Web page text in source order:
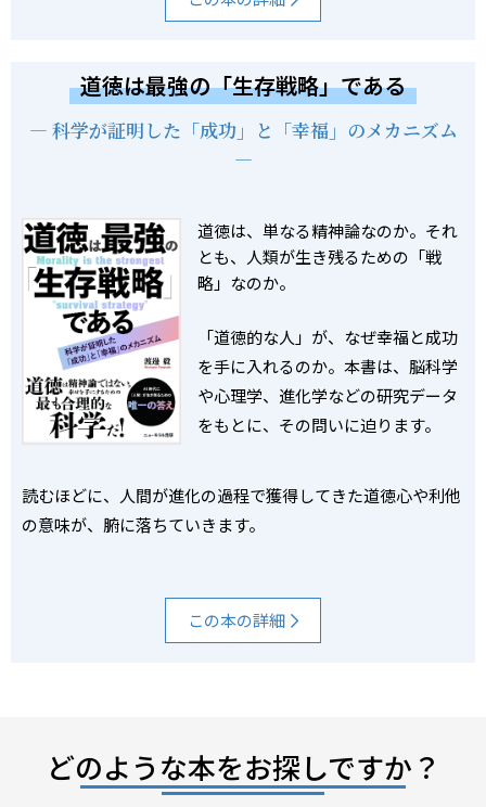
道徳は最強の「生存戦略」である
― 科学が証明した「成功」と「幸福」のメカニズム
―
道徳は、単なる精神論なのか。それ
とも、人類が生き残るための「戦
略」なのか。
「道徳的な人」が、なぜ幸福と成功
を手に入れるのか。本書は、 脳科学
や心理学、進化学などの研究データ
をもとに、 その問いに迫ります。
読むほどに、 人間が進化の過程で獲得してきた道徳心や利他
の意味が、 腑に落ちていきます。
この本の詳細
どのような本をお探しですか？